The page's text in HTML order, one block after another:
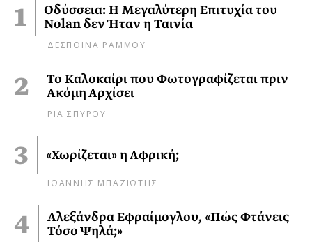
Οδύσσεια: Η Μεγαλύτερη Επιτυχία του
Nolan δεν Ήταν η Ταινία
ΔΕΣΠΟΙΝΑ ΡΑΜΜΟΥ
Το Καλοκαίρι που Φωτογραφίζεται πριν
Ακόμη Αρχίσει
ΡΙΑ ΣΠΥΡΟΥ
«Χωρίζεται» η Αφρική;
ΙΩΑΝΝΗΣ ΜΠΑΖΙΩΤΗΣ
Αλεξάνδρα Εφραίμογλου, «Πώς Φτάνεις
Τόσο Ψηλά;»